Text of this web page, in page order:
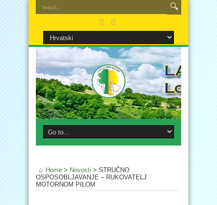
Home > Novosti > STRUČNO
OSPOSOBLJAVANJE – RUKOVATELJ
MOTORNOM PILOM